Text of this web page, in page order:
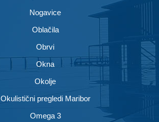
Nogavice
Oblačila
Obrvi
Okna
Okolje
Okulistični pregledi Maribor
Omega 3